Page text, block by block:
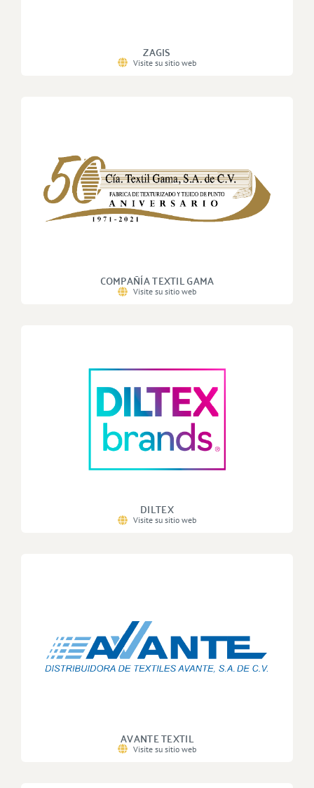
ZAGIS
Visite su sitio web
COMPAÑÍA TEXTIL GAMA
Visite su sitio web
DILTEX
Visite su sitio web
AVANTE TEXTIL
Visite su sitio web